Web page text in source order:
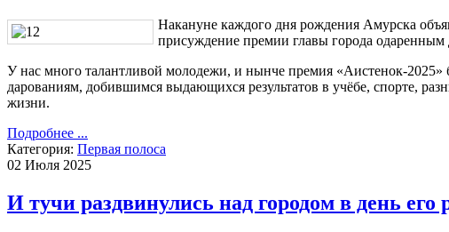
Накануне каждого дня рождения Амурска
присуждение премии главы города одаренным
У нас много талантливой молодежи, и нынче премия «Аистенок-
дарованиям, добившимся выдающихся результатов в учёбе, спорте,
жизни.
Подробнее ...
Категория: Первая полоса
02 Июля 2025
И тучи раздвинулись над городом в день его